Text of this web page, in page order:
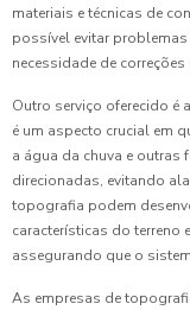
materiais e técnicas de
possível evitar
necessidade de
Outro serviço oferecido é
é um aspecto crucial em
a água da chuva e outras
direcionadas, evitando
topografia podem
características do terreno
assegurando que o
As empresas de